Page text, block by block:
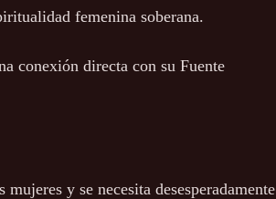
femenina soberana.
conexión directa con su Fuente
y se necesita desesperadamente